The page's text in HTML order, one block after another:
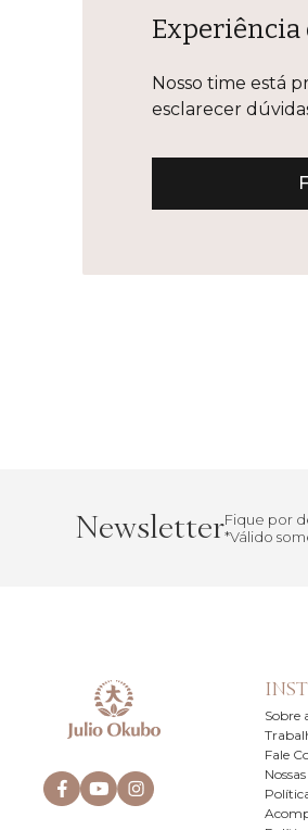
Experiência
Nosso time está
esclarecer
NewsletterFique por
*Válido
Sobre
Fale